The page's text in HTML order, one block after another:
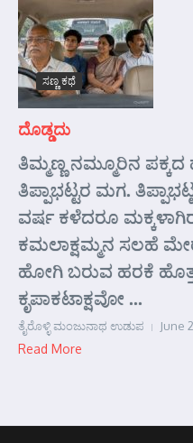
ಸಣ್ಣ ಕಥೆ
ದೊಡ್ಡದು
ತಿಮ್ಮಣ್ಣ ನಮ್ಮೂರಿನ
ತಿಪ್ಪಾಭಟ್ಟರ ಮಗ.
ವರ್ಷ ಕಳೆದರೂ
ಕಮಲಾಕ್ಷಮ್ಮನ ಸಲಹೆ
ಹೋಗಿ ಬರುವ ಹರಕೆ
ಕೃಪಾಕಟಾಕ್ಷವೋ ...
ತೈರೊಳ್ಳಿ ಮಂಜುನಾಥ ಉಡುಪ June
Read More